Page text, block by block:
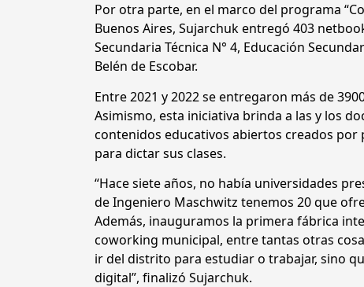
Por otra parte, en el marco del programa
Buenos Aires, Sujarchuk entregó 403
Secundaria Técnica N° 4, Educación
Belén de Escobar.
Entre 2021 y 2022 se entregaron más de
Asimismo, esta iniciativa brinda a las y los
contenidos educativos abiertos creados por
para dictar sus clases.
“Hace siete años, no había universidades
de Ingeniero Maschwitz tenemos 20 que
Además, inauguramos la primera fábrica
coworking municipal, entre tantas otras
ir del distrito para estudiar o trabajar, sino
digital”, finalizó Sujarchuk.